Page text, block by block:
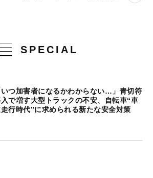
SPECIAL
いつ加害者になるかわからない…」青切符
で増す大型トラックの不安、自転車“車
行時代”に求められる新たな安全対策